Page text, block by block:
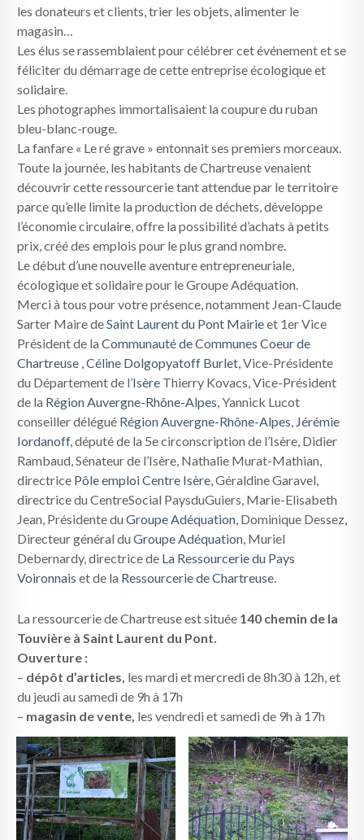
les donateurs et clients, trier les objets, alimenter le
magasin…
Les élus se rassemblaient pour célébrer cet événement et se
féliciter du démarrage de cette entreprise écologique et
solidaire.
Les photographes immortalisaient la coupure du ruban
bleu-blanc-rouge.
La fanfare « Le ré grave » entonnait ses premiers morceaux.
Toute la journée, les habitants de Chartreuse venaient
découvrir cette ressourcerie tant attendue par le territoire
parce qu’elle limite la production de déchets, développe
l’économie circulaire, offre la possibilité d’achats à petits
prix, créé des emplois pour le plus grand nombre.
Le début d’une nouvelle aventure entrepreneuriale,
écologique et solidaire pour le Groupe Adéquation.
Merci à tous pour votre présence, notamment Jean-Claude
Sarter Maire deSaint Laurent du Pont Mairieet 1er Vice
Président de la Communauté de Communes Coeur de
Chartreuse Céline Dolgopyatoff Burlet , Vice-Présidente
du Département de l’Isère Thierry Kovacs, Vice-Président
de la Région Auvergne-Rhône-Alpes , Yannick Lucot
conseiller délégué Région Auvergne-Rhône-Alpes Jérémie
Iordanoff, député de la 5e circonscription de l’Isère, Didier
Rambaud, Sénateur de l’Isère, Nathalie Murat-Mathian,
directrice Pôle emploi Centre Isère , Géraldine Garavel,
directrice du CentreSocial PaysduGuiers, Marie-Elisabeth
Jean, Présidente du Groupe Adéquation , Dominique Dessez,
Directeur général du Groupe Adéquation , Muriel
Debernardy, directrice de La Ressourcerie du Pays
Voironnais et de la Ressourcerie de Chartreuse
La ressourcerie de Chartreuse est située 140 chemin de la
Touvière à Saint Laurent du Pont.
Ouverture :
– dépôt d’articles, les mardi et mercredi de 8h30 à 12h, et
du jeudi au samedi de 9h à 17h
– magasin de vente, les vendredi et samedi de 9h à 17h